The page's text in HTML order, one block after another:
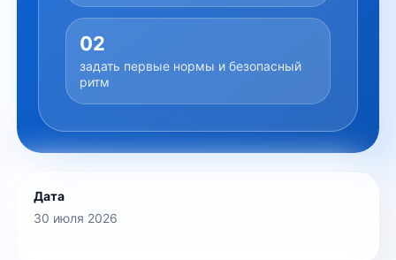
02
задать первые нормы и безопасный
ритм
Дата
30 июля 2026